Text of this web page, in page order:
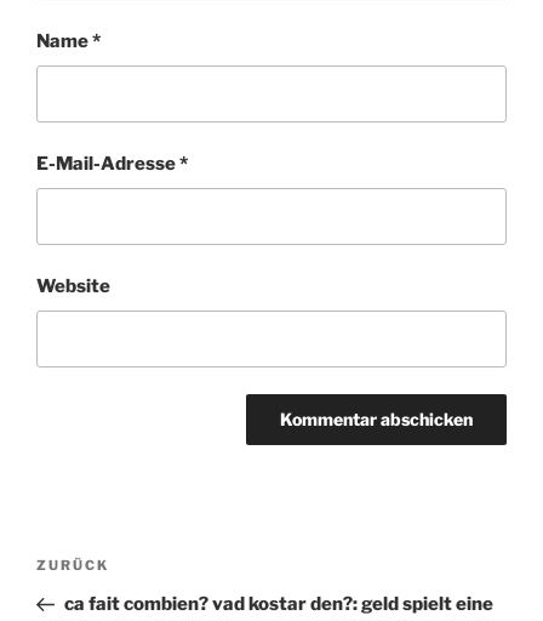
Name*
E-Mail-Adresse*
Website
Beitragsnavigation
Vorheriger
Beitrag
ZURÜCK
ca fait combien? vad kostar den?: geld spielt eine